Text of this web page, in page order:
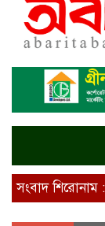
সংবাদ শিরোনাম :